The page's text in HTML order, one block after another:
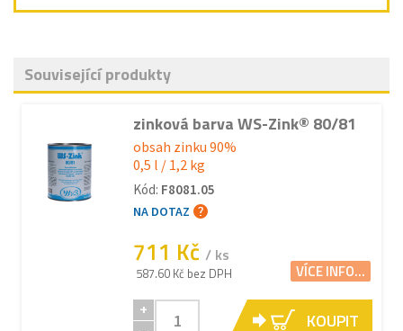
Související produkty
zinková barva WS-Zink® 80/81
obsah zinku 90%
0,5 l / 1,2 kg
Kód: F8081.05
NA DOTAZ
711 Kč / ks
587.60 Kč bez DPH VÍCE INFO...
+
KOUPIT